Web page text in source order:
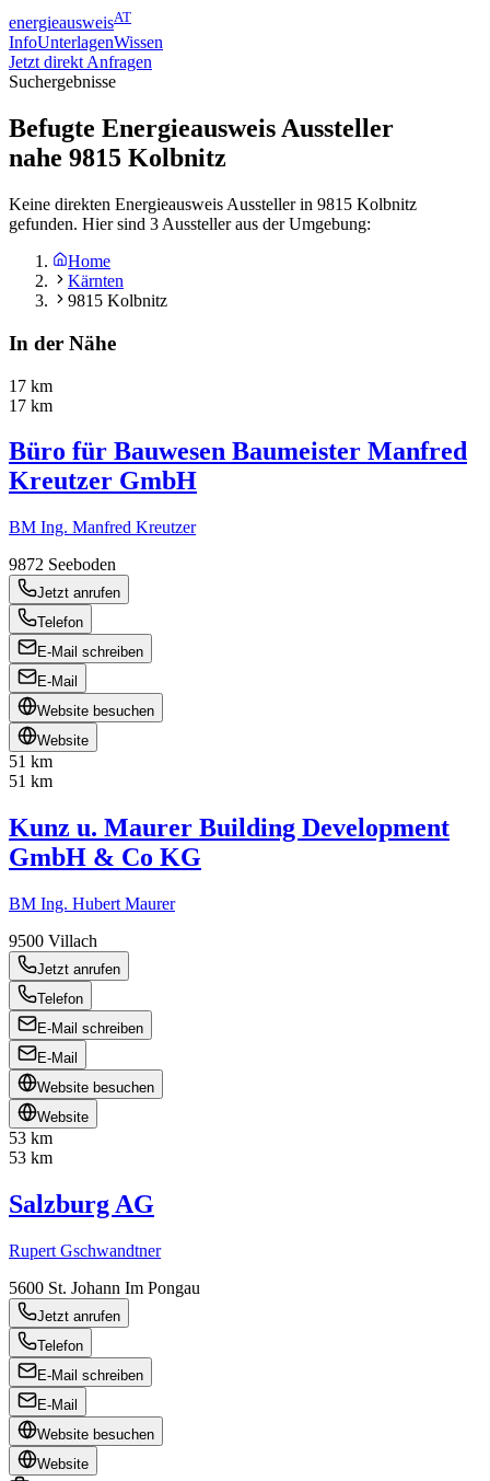
energieausweisAT
InfoUnterlagenWissen
Jetzt direkt Anfragen
Suchergebnisse
Befugte Energieausweis Aussteller
nahe 9815 Kolbnitz
Keine direkten Energieausweis Aussteller in 9815 Kolbnitz
gefunden. Hier sind 3 Aussteller aus der Umgebung:
Home
Kärnten
9815 Kolbnitz
In der Nähe
17 km
17 km
Büro für Bauwesen Baumeister Manfred
Kreutzer GmbH
BM Ing. Manfred Kreutzer
9872 Seeboden
Jetzt anrufen
Telefon
E-Mail schreiben
E-Mail
Website besuchen
Website
51 km
51 km
Kunz u. Maurer Building Development
GmbH & Co KG
BM Ing. Hubert Maurer
9500 Villach
Jetzt anrufen
Telefon
E-Mail schreiben
E-Mail
Website besuchen
Website
53 km
53 km
Salzburg AG
Rupert Gschwandtner
5600 St. Johann Im Pongau
Jetzt anrufen
Telefon
E-Mail schreiben
E-Mail
Website besuchen
Website